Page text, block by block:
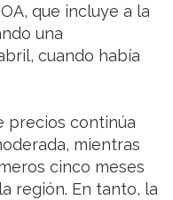
que incluye a la
una
cuando había
precios continúa
mientras
cinco meses
región. En tanto, la